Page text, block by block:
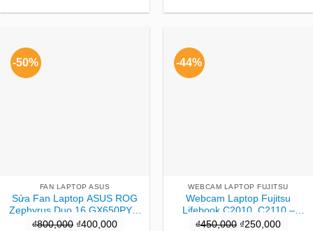
-50%
FAN LAPTOP ASUS
Sửa Fan Laptop ASUS ROG
Zephyrus Duo 16 GX650PY –
Nhanh Chóng | TPHCM Giá
₫800,000 Giá
₫400,000Giá
-44%
WEBCAM LAPTOP FUJITSU
Webcam Laptop Fujitsu
Lifebook C2010, C2110 –
Thay Nhanh TPHCM
₫450,000 Giá
₫250,000Giá